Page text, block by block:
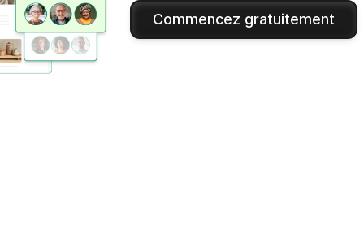
Commencez gratuitement